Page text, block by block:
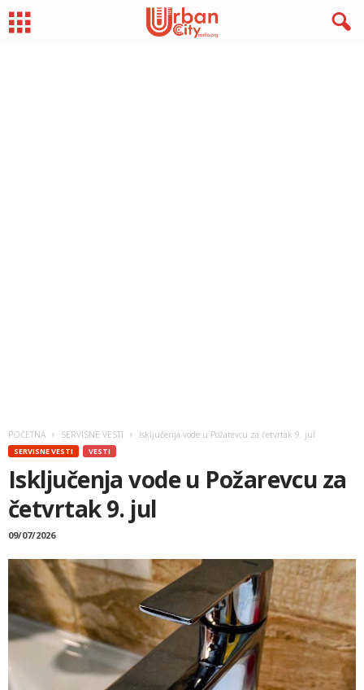
POČETNA SERVISNE VESTI Isključenja vode u Požarevcu za četvrtak 9. jul
SERVISNE VESTI VESTI
Isključenja vode u Požarevcu za
četvrtak 9. jul
09/07/2026